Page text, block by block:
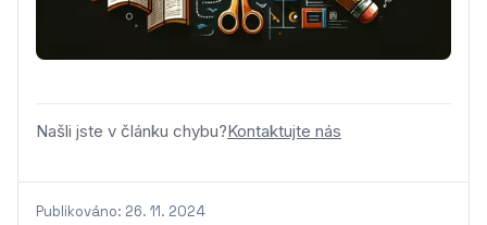
Našli jste v článku chybu?Kontaktujte nás
Publikováno: 26. 11. 2024